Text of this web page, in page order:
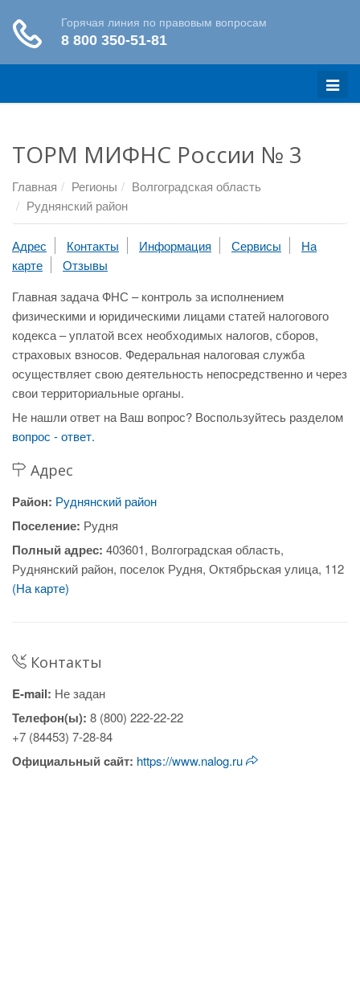
Меню
ТОРМ МИФНС России № 3
Главная Регионы
Волгоградская область
Руднянский район
Адрес Контакты Информация Сервисы
На
карте
Отзывы
Главная задача ФНС – контроль за исполнением
физическими и юридическими лицами статей налогового
кодекса – уплатой всех необходимых налогов, сборов,
страховых взносов. Федеральная налоговая служба
осуществляет свою деятельность непосредственно и через
свои территориальные органы.
Не нашли ответ на Ваш вопрос? Воспользуйтесь разделом
вопрос - ответ.
Адрес
Район: Руднянский район
Поселение: Рудня
Полный адрес: 403601, Волгоградская область,
Руднянский район, поселок Рудня, Октябрьская улица, 112
(На карте)
Контакты
E-mail: Не задан
Телефон(ы): 8 (800) 222-22-22
+7 (84453) 7-28-84
Официальный cайт: https://www.nalog.ru